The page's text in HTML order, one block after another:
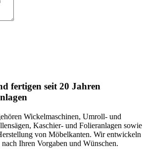
fertigen seit 20 Jahren
Wickelmaschinen, Umroll- und
Kaschier- und Folieranlagen sowie
von Möbelkanten. Wir entwickeln
Ihren Vorgaben und Wünschen.